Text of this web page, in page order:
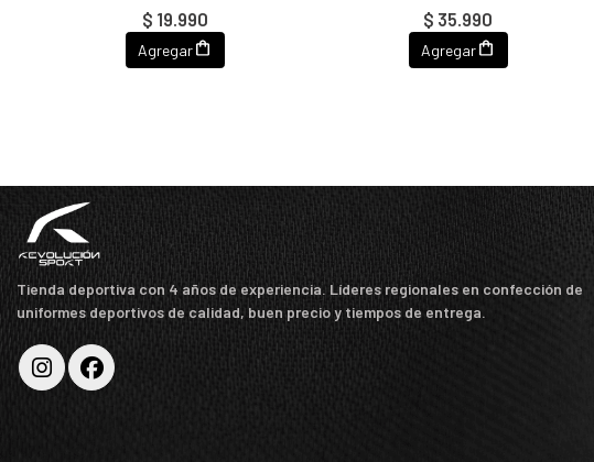
$ 19.990
Agregar
$ 35.990
Agregar
Tienda deportiva con 4 años de experiencia. Líderes regionales en confección de
uniformes deportivos de calidad, buen precio y tiempos de entrega.